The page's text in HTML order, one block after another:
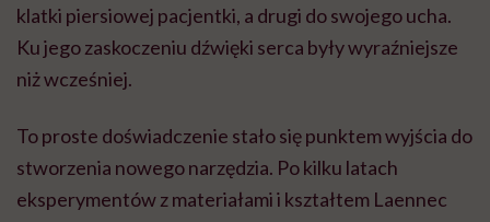
średnicy kilku centymetrów.Nadał mu nazwę
wywodzącą się z greki:stethosoznaczającego klatkę
piersiową iskopein
Nitrogliceryna: od wielkiego
wybuchu do leku ratującego życie